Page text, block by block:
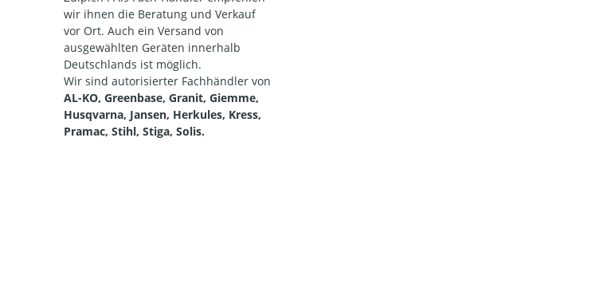
wir ihnen die Beratung und Verkauf
vor Ort. Auch ein Versand von
ausgewählten Geräten innerhalb
Deutschlands ist möglich.
Wir sind autorisierter Fachhändler von
AL-KO, Greenbase, Granit, Giemme,
Husqvarna, Jansen, Herkules, Kress,
Pramac, Stihl, Stiga, Solis.